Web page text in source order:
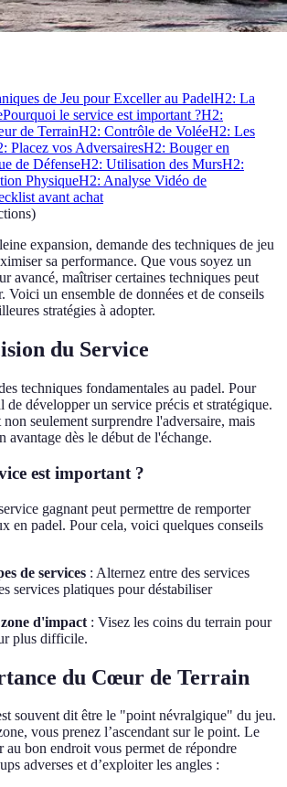
de Jeu pour Exceller au PadelH2: La
Pourquoi le service est important ?H2:
de TerrainH2: Contrôle de VoléeH2: Les
Placez vos AdversairesH2: Bouger en
de DéfenseH2: Utilisation des MursH2:
PhysiqueH2: Analyse Vidéo de
avant achat
)
expansion, demande des techniques de jeu
sa performance. Que vous soyez un
avancé, maîtriser certaines techniques peut
Voici un ensemble de données et de conseils
stratégies à adopter.
du Service
techniques fondamentales au padel. Pour
de développer un service précis et stratégique.
seulement surprendre l'adversaire, mais
avantage dès le début de l'échange.
est important ?
gagnant peut permettre de remporter
en padel. Pour cela, voici quelques conseils
de services : Alternez entre des services
services platiques pour déstabiliser
d'impact : Visez les coins du terrain pour
plus difficile.
du Cœur de Terrain
souvent dit être le "point névralgique" du jeu.
vous prenez l’ascendant sur le point. Le
au bon endroit vous permet de répondre
adverses et d’exploiter les angles :